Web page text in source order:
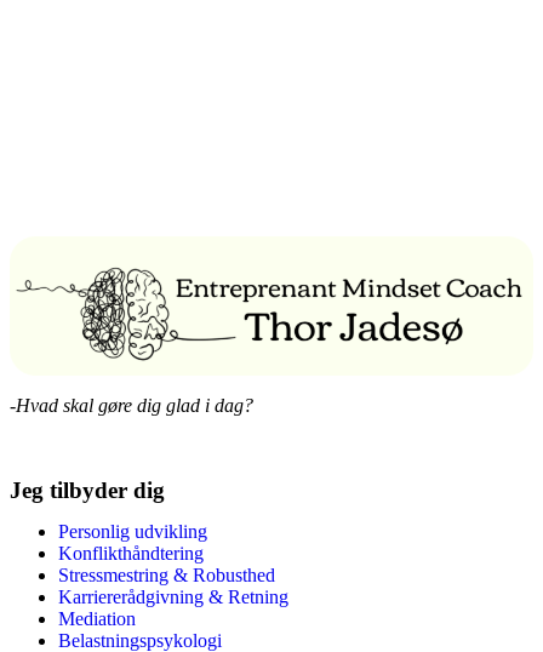
-Hvad skal gøre dig glad i dag?
Jeg tilbyder dig
Personlig udvikling
Konflikthåndtering
Stressmestring & Robusthed
Karriererådgivning & Retning
Mediation
Belastningspsykologi